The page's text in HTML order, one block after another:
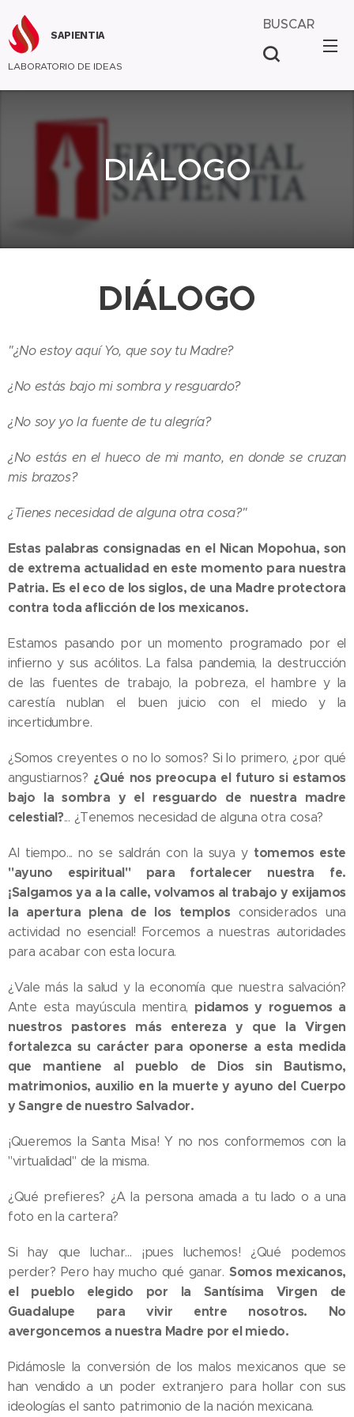
SAPIENTIA
LABORATORIO DE IDEAS
BUSCAR
DIÁLOGO
DIÁLOGO
"¿No estoy aquí Yo, que soy tu Madre?
¿No estás bajo mi sombra y resguardo?
¿No soy yo la fuente de tu alegría?
¿No estás en el hueco de mi manto, en donde se cruzan
mis brazos?
¿Tienes necesidad de alguna otra cosa?"
Estas palabras consignadas en el Nican Mopohua, son
de extrema actualidad en este momento para nuestra
Patria. Es el eco de los siglos, de una Madre protectora
contra toda aflicción de los mexicanos.
Estamos pasando por un momento programado por el
infierno y sus acólitos. La falsa pandemia, la destrucción
de las fuentes de trabajo, la pobreza, el hambre y la
carestía nublan el buen juicio con el miedo y la
incertidumbre.
¿Somos creyentes o no lo somos? Si lo primero, ¿por qué
angustiarnos? ¿Qué nos preocupa el futuro si estamos
bajo la sombra y el resguardo de nuestra madre
celestial?... ¿Tenemos necesidad de alguna otra cosa?
Al tiempo... no se saldrán con la suya y tomemos este
"ayuno espiritual" para fortalecer nuestra fe.
¡Salgamos ya a la calle, volvamos al trabajo y exijamos
la apertura plena de los templosconsiderados una
actividad no esencial! Forcemos a nuestras autoridades
para acabar con esta locura.
¿Vale más la salud y la economía que nuestra salvación?
Ante esta mayúscula mentira, pidamos y roguemos a
nuestros pastores más entereza y que la Virgen
fortalezca su carácter para oponerse a esta medida
que mantiene al pueblo de Dios sin Bautismo,
matrimonios, auxilio en la muerte y ayuno del Cuerpo
y Sangre de nuestro Salvador.
¡Queremos la Santa Misa! Y no nos conformemos con la
"virtualidad" de la misma.
¿Qué prefieres? ¿A la persona amada a tu lado o a una
foto en la cartera?
Si hay que luchar... ¡pues luchemos! ¿Qué podemos
perder? Pero hay mucho qué ganar. Somos mexicanos,
el pueblo elegido por la Santísima Virgen de
Guadalupe para vivir entre nosotros. No
avergoncemos a nuestra Madre por el miedo.
Pidámosle la conversión de los malos mexicanos que se
han vendido a un poder extranjero para hollar con sus
ideologías el santo patrimonio de la nación mexicana.